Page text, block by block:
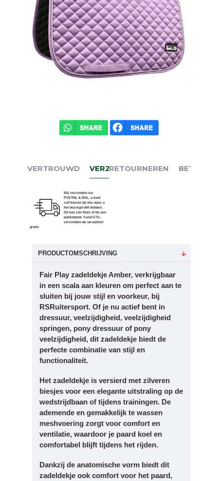
VERTROUWD VERZENDEN
Wij verzenden via
POSTNL & DHL, u kunt
zelf kiezen bij ons waar u
het bezorgd wilt hebben.
Dit kan zijn thuis of bij een
pakketpunt. Vanaf €75,-
verzenden we uw pakket
gratis
RETOURNEREN BETALEN
PRODUCTOMSCHRIJVING
Fair Play zadeldekje Amber, verkrijgbaar
in een scala aan kleuren om perfect aan te
sluiten bij jouw stijl en voorkeur, bij
RSRuitersport. Of je nu actief bent in
dressuur, veelzijdigheid, veelzijdigheid
springen, pony dressuur of pony
veelzijdigheid, dit zadeldekje biedt de
perfecte combinatie van stijl en
functionaliteit.
Het zadeldekje is versierd met zilveren
biesjes voor een elegante uitstraling op de
wedstrijdbaan of tijdens trainingen. De
ademende en gemakkelijk te wassen
meshvoering zorgt voor comfort en
ventilatie, waardoor je paard koel en
comfortabel blijft tijdens het rijden.
Dankzij de anatomische vorm biedt dit
zadeldekje ook comfort voor het paard,